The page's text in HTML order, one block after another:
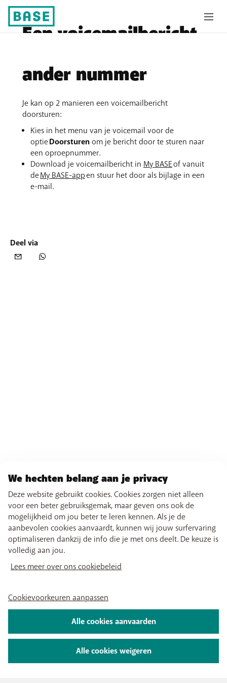
Een voicemailbericht
ander nummer
Je kan op 2 manieren een voicemailbericht
doorsturen:
Kies in het menu van je voicemail voor de
optieDoorsturen om je bericht door te sturen naar
een oproepnummer.
Download je voicemailbericht in My BASEof vanuit
deMy BASE-appen stuur het door als bijlage in een
e-mail.
Deel via
We hechten belang aan je privacy
Deze website gebruikt cookies. Cookies zorgen niet alleen
voor een beter gebruiksgemak, maar geven ons ook de
mogelijkheid om jou beter te leren kennen. Als je de
aanbevolen cookies aanvaardt, kunnen wij jouw surfervaring
optimaliseren dankzij de info die je met ons deelt. De keuze is
volledig aan jou.
Lees meer over ons cookiebeleid
Cookievoorkeuren aanpassen
Alle cookies weigeren
Alle cookies aanvaarden